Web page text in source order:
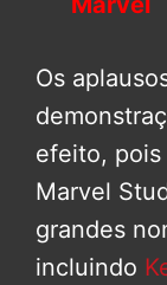
Os
efeito,
Marvel
grandes
incluindo